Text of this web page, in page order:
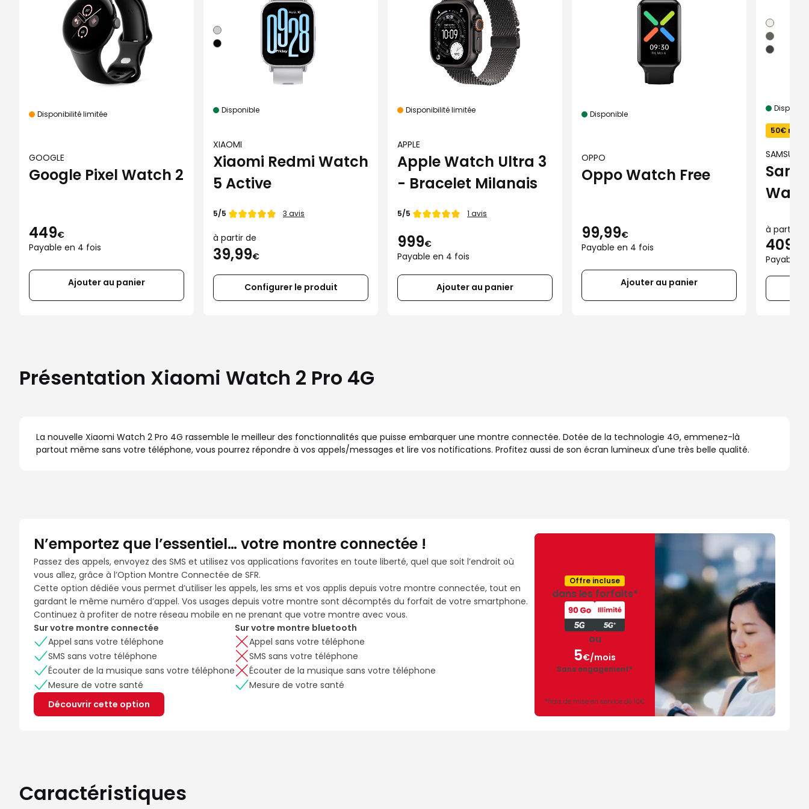
Disponibilité limitée
GOOGLE
Google Pixel Watch 2
449€
Payable en 4 fois
Ajouter au panier
Disponible
XIAOMI
Xiaomi Redmi Watch
5 Active
Note de
5/5 3 avis
à partir de
39,99€
Configurer le produit
Disponibilité limitée
APPLE
Apple Watch Ultra 3
- Bracelet Milanais
Note de
5/5 1 avis
999€
Payable en 4 fois
Ajouter au panier
Disponible
OPPO
Oppo Watch Free
99,99€
Payable en 4 fois
Ajouter au panier
50€
SAMSUNG
à partir de
409
Payable
Présentation Xiaomi Watch 2 Pro 4G
La nouvelle Xiaomi Watch 2 Pro 4G rassemble le meilleur des fonctionnalités que puisse embarquer une montre connectée. Dotée de la technologie 4G, emmenez-là
partout même sans votre téléphone, vous pourrez répondre à vos appels/messages et lire vos notifications. Profitez aussi de son écran lumineux d'une très belle qualité.
N’emportez que l’essentiel… votre montre connectée !
Passez des appels, envoyez des SMS et utilisez vos applications favorites en toute liberté, quel que soit l’endroit où
vous allez, grâce à l’Option Montre Connectée de SFR.
Cette option dédiée vous permet d’utiliser les appels, les sms et vos applis depuis votre montre connectée, tout en
gardant le même numéro d’appel. Vos usages depuis votre montre sont décomptés du forfait de votre smartphone.
Continuez à profiter de notre réseau mobile en ne prenant que votre montre avec vous.
Sur votre montre connectée
Appel sans votre téléphone
SMS sans votre téléphone
Écouter de la musique sans votre téléphone
Mesure de votre santé
Sur votre montre bluetooth
Appel sans votre téléphone
SMS sans votre téléphone
Écouter de la musique sans votre téléphone
Mesure de votre santé
Découvrir cette option
Offre incluse
dans les forfaits*
ou
5€/mois
5€
mois
Sans engagement*
*frais de mise en service de 10€
Caractéristiques